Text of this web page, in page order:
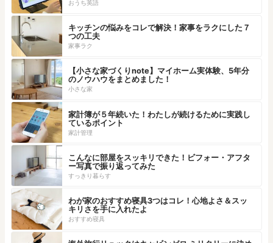
おうち英語
キッチンの悩みをコレで解決！家事をラクにした７
つの工夫
家事ラク
【小さな家づくりnote】マイホーム実体験、5年分
のノウハウをまとめました！
小さな家
家計簿が５年続いた！わたしが続けるために実践し
ているポイント
家計管理
こんなに部屋をスッキリできた！ビフォー・アフタ
ー写真で振り返ってみた
すっきり暮らす
わが家のおすすめ寝具3つはコレ！心地よさ＆スッ
キリさを手に入れたよ
おすすめ寝具